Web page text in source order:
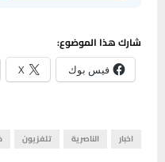
شارك هذا الموضوع:
فيس بوك X
اخبار الناصرية تلفزيون